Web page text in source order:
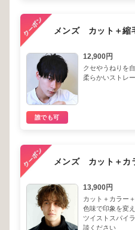
メンズ カット＋縮
12,900円
クセやうねりを
柔らかいストレ
誰でも可
メンズ カット＋カ
13,900円
カット＋カラー
色味で印象を変
ツイストスパイ
談ください